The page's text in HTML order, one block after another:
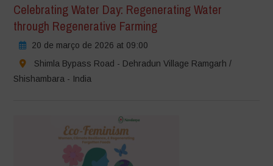
Celebrating Water Day: Regenerating Water
through Regenerative Farming
20 de março de 2026 at 09:00
Shimla Bypass Road - Dehradun Village Ramgarh /
Shishambara - India